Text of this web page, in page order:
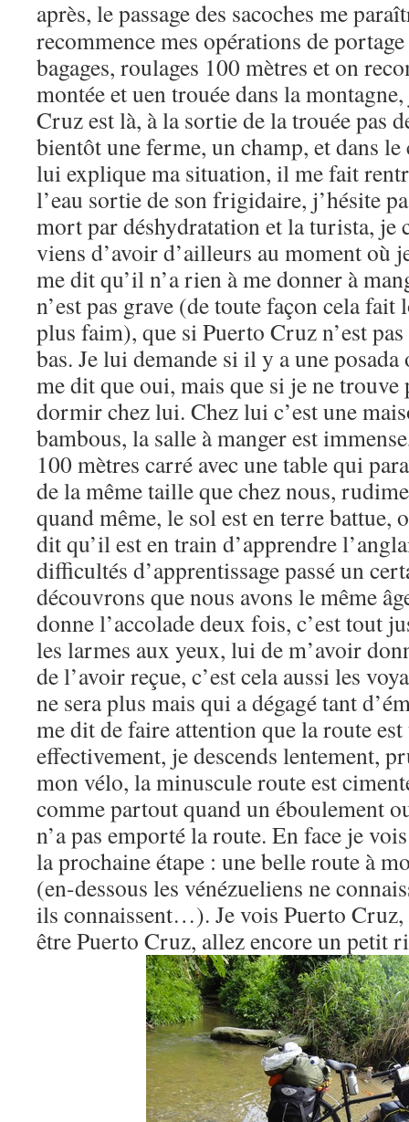
après, le passage des sacoches me
recommence mes opérations de
bagages, roulages 100 mètres et on
montée et uen trouée dans la
Cruz est là, à la sortie de la trouée pas
bientôt une ferme, un champ, et dans
lui explique ma situation, il me fait
l’eau sortie de son frigidaire, j’hésite
mort par déshydratation et la turista, je
viens d’avoir d’ailleurs au moment où
me dit qu’il n’a rien à me donner à
n’est pas grave (de toute façon cela fait
plus faim), que si Puerto Cruz n’est
bas. Je lui demande si il y a une
me dit que oui, mais que si je ne trouve
dormir chez lui. Chez lui c’est une
bambous, la salle à manger est
100 mètres carré avec une table qui
de la même taille que chez nous,
quand même, le sol est en terre battue,
dit qu’il est en train d’apprendre
difficultés d’apprentissage passé un
découvrons que nous avons le même
donne l’accolade deux fois, c’est tout
les larmes aux yeux, lui de m’avoir
de l’avoir reçue, c’est cela aussi les
ne sera plus mais qui a dégagé tant
me dit de faire attention que la route
effectivement, je descends lentement,
mon vélo, la minuscule route est
comme partout quand un éboulement
n’a pas emporté la route. En face je
la prochaine étape : une belle route à
(en-dessous les vénézueliens ne
ils connaissent…). Je vois Puerto Cruz,
être Puerto Cruz, allez encore un petit